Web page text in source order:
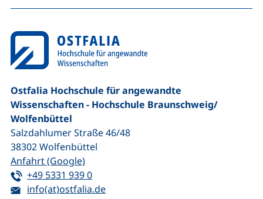
Ostfalia Hochschule für angewandte
Wissenschaften - Hochschule Braunschweig/​
Wolfenbüttel
Salzdahlumer Straße 46/48
38302Wolfenbüttel
Anfahrt (Google)(externer Link, öffnet neues Fenster)
Tel:
+49 5331 939 0(startet einen Telefonanruf, wenn Ihr
E-Mail:
info(at)ostfalia.de(öffnet Ihr E-Mail-Programm)